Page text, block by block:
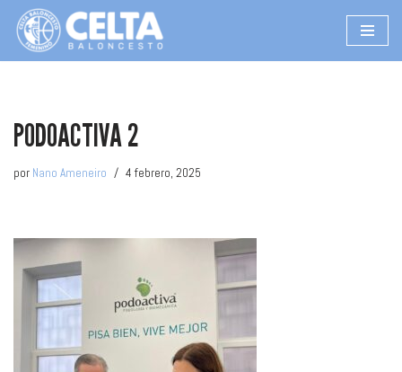
Saltar
PODOACTIVA 2
por Nano Ameneiro 4 febrero, 2025